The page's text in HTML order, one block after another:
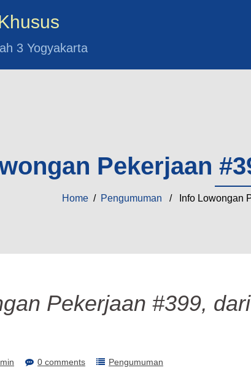
3 Yogyakarta
Pekerjaan
Home/ Pengumuman / Info Lowongan
Pekerjaan #399,
0 comments Pengumuman